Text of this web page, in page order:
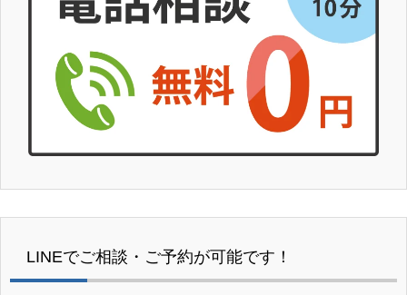
LINEでご相談・ご予約が可能です！